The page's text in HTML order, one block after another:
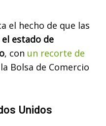
el hecho de que las
estado de
, con un recorte de
Bolsa de Comercio
Unidos